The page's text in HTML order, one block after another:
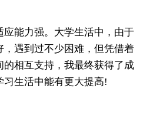
应能力强。大学生活中，由于
遇到过不少困难，但凭借着
的相互支持，我最终获得了成
生活中能有更大提高!